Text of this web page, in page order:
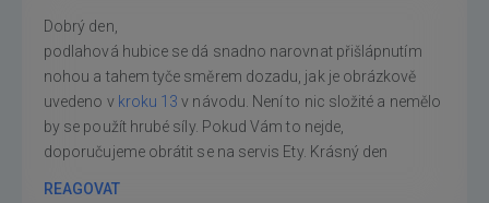
Dobrý den,
podlahová hubice se dá snadno narovnat přišlápnutím
nohou a tahem tyče směrem dozadu, jak je obrázkově
uvedeno vkroku 13v návodu. Není to nic složité a nemělo
by se použít hrubé síly. Pokud Vám to nejde,
doporučujeme obrátit se na servis Ety. Krásný den
REAGOVAT